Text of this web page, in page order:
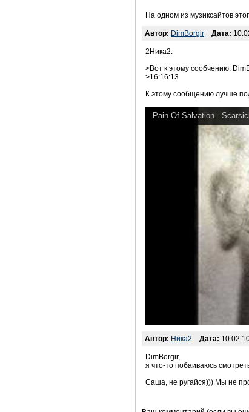
На одном из музиксайтов
Автор: DimBorgir Дата:
2Ника2:
>Вот к этому сообчению:
>16:16:13
К этому сообщению лучше
Pain Of Salvation -
Автор: Ника2 Дата:
DimBorgir,
я что-то побаиваюсь
Саша, не ругайся))) Мы не